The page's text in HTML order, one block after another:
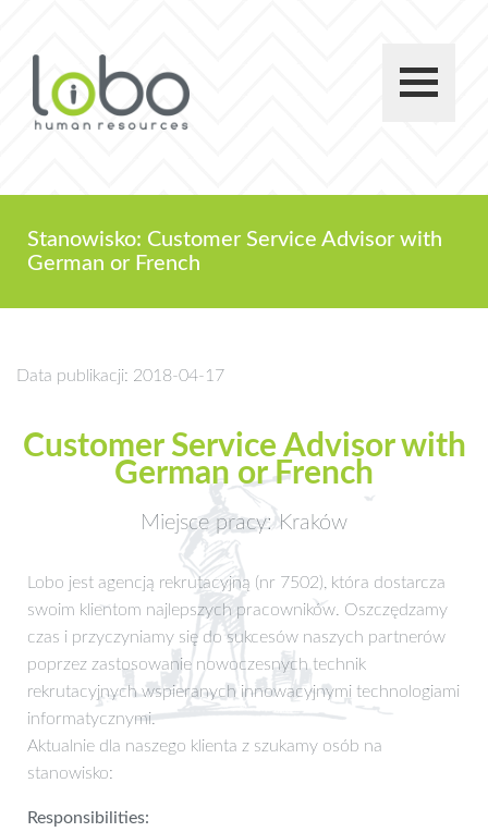
Stanowisko: Customer Service Advisor with
German or French
Data publikacji: 2018-04-17
Customer Service Advisor with
German or French
Miejsce pracy: Kraków
Lobo jest agencją rekrutacyjną (nr 7502), która dostarcza
swoim klientom najlepszych pracowników. Oszczędzamy
czas i przyczyniamy się do sukcesów naszych partnerów
poprzez zastosowanie nowoczesnych technik
rekrutacyjnych wspieranych innowacyjnymi technologiami
informatycznymi.
Aktualnie dla naszego klienta z szukamy osób na
stanowisko:
Responsibilities: